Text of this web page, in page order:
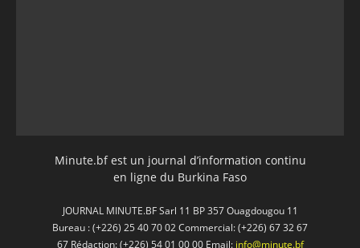
Minute.bf est un journal d’information continu
en ligne du Burkina Faso
JOURNAL MINUTE.BF Sarl 11 BP 357 Ouagdougou 11
Bureau : (+226) 25 40 70 02 Commercial: (+226) 67 32 67
67 Rédaction: (+226) 54 01 00 00 Email: info@minute.bf